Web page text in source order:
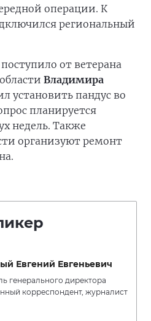
операции. К
региональный
от ветерана
Владимира
установить пандус во
планируется
недель. Также
организуют ремонт
Евгений Евгеньевич
генерального директора
корреспондент, журналист